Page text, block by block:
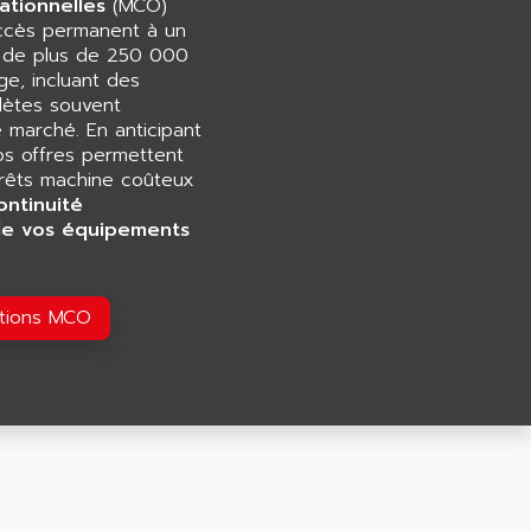
(MCO)
permanent à un
plus de 250 000
incluant des
souvent
En anticipant
offres permettent
machine coûteux
vos équipements
MCO